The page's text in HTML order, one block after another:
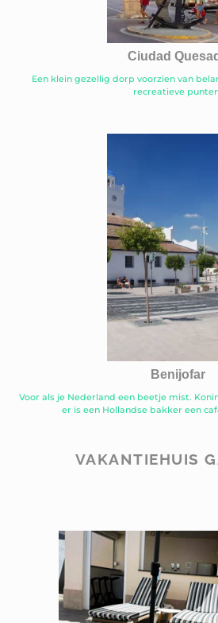
Ciudad
Een klein gezellig dorp voorzien van
recreatieve
Benijofar
Voor als je Nederland een beetje mist.
er is een Hollandse bakker een
VAKANTIEHUIS